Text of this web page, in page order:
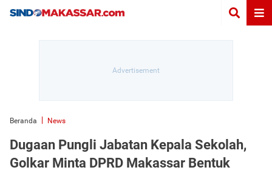
Beranda News
Dugaan Pungli Jabatan Kepala Sekolah,
Golkar Minta DPRD Makassar Bentuk